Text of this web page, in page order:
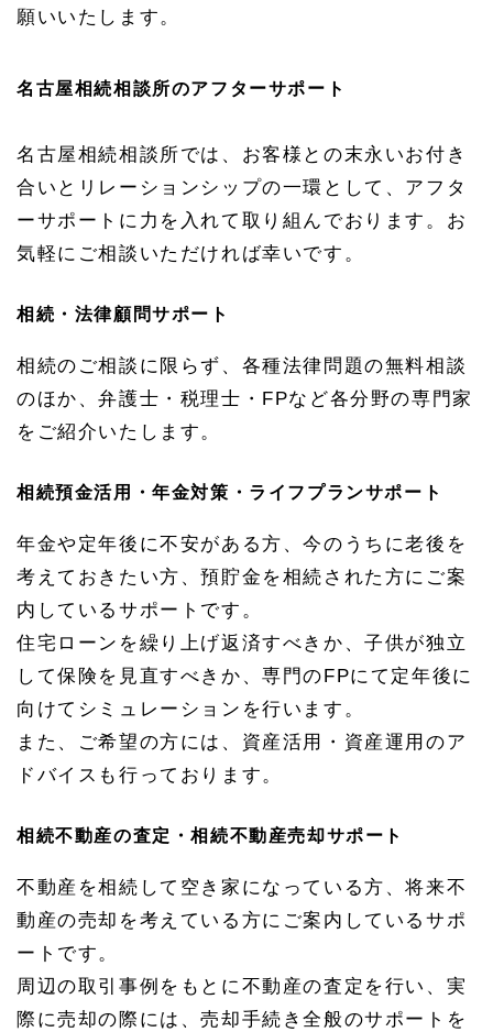
ーサ
1.
1
相
続・
法律
サポ
1.
2
相続
活
対
ライ
フプ
ラン
ート
1.
1.
1.
3
相続
不動
産の
査
相続
不動
却サ
ト
1.
1.
4
願いいたします。
名古屋相続相談所のアフターサポート
名古屋相続相談所では、お客様との末永いお付き
合いとリレーションシップの一環として、アフタ
ーサポートに力を入れて取り組んでおります。お
気軽にご相談いただければ幸いです。
相続・法律顧問サポート
相続のご相談に限らず、各種法律問題の無料相談
のほか、弁護士・税理士・FPなど各分野の専門家
をご紹介いたします。
相続預金活用・年金対策・ライフプランサポート
年金や定年後に不安がある方、今のうちに老後を
考えておきたい方、預貯金を相続された方にご案
内しているサポートです。
住宅ローンを繰り上げ返済すべきか、子供が独立
して保険を見直すべきか、専門のFPにて定年後に
向けてシミュレーションを行います。
また、ご希望の方には、資産活用・資産運用のア
ドバイスも行っております。
相続不動産の査定・相続不動産売却サポート
不動産を相続して空き家になっている方、将来不
動産の売却を考えている方にご案内しているサポ
ートです。
周辺の取引事例をもとに不動産の査定を行い、実
際に売却の際には、売却手続き全般のサポートを